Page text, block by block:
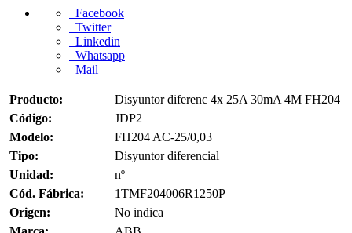
Facebook
Twitter
Linkedin
Whatsapp
Mail
Producto:
Disyuntor diferenc 4x 25A 30mA 4M FH204
Código:
JDP2
Modelo:
FH204 AC-25/0,03
Tipo:
Disyuntor diferencial
Unidad:
nº
Cód. Fábrica:
1TMF204006R1250P
Origen:
No indica